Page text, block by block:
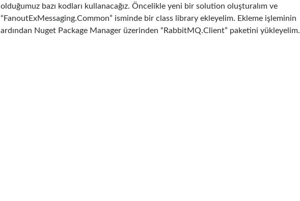
olduğumuz bazı kodları kullanacağız. Öncelikle yeni bir solution oluşturalım ve
“FanoutExMessaging.Common” isminde bir class library ekleyelim. Ekleme işleminin
ardından Nuget Package Manager üzerinden “RabbitMQ.Client” paketini yükleyelim.